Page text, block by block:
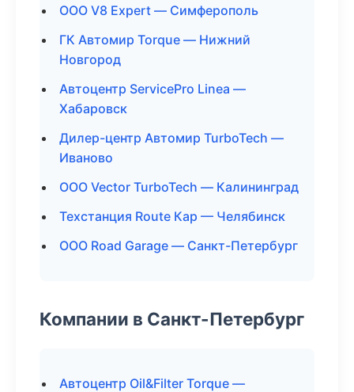
ООО V8 Expert — Симферополь
ГК Автомир Torque — Нижний
Новгород
Автоцентр ServicePro Linea —
Хабаровск
Дилер-центр Автомир TurboTech —
Иваново
ООО Vector TurboTech — Калининград
Техстанция Route Кар — Челябинск
ООО Road Garage — Санкт-Петербург
Компании в Санкт-Петербург
Автоцентр Oil&Filter Torque —